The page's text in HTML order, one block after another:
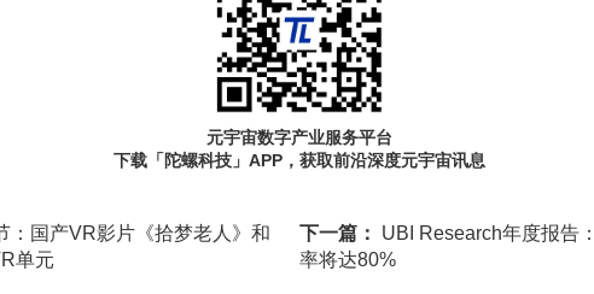
元宇宙数字产业服务平台
下载「陀螺科技」APP，获取前沿深度元宇宙讯息
：国产VR影片《拾梦老人》和
单元
下一篇： UBI Research年度报告
率将达80%